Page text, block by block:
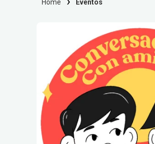
Home Eventos